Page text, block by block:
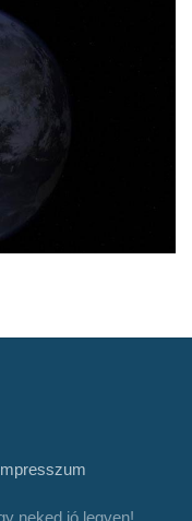
neked jó legyen!